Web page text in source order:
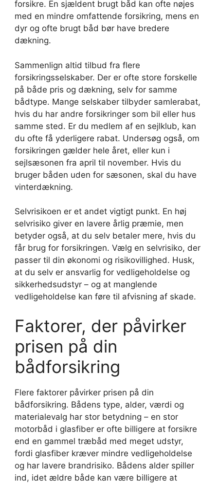
forsikre. En sjældent brugt båd kan ofte nøjes
med en mindre omfattende forsikring, mens en
dyr og ofte brugt båd bør have bredere
dækning.
Sammenlign altid tilbud fra flere
forsikringsselskaber. Der er ofte store forskelle
på både pris og dækning, selv for samme
bådtype. Mange selskaber tilbyder samlerabat,
hvis du har andre forsikringer som bil eller hus
samme sted. Er du medlem af en sejlklub, kan
du ofte få yderligere rabat. Undersøg også, om
forsikringen gælder hele året, eller kun i
sejlsæsonen fra april til november. Hvis du
bruger båden uden for sæsonen, skal du have
vinterdækning.
Selvrisikoen er et andet vigtigt punkt. En høj
selvrisiko giver en lavere årlig præmie, men
betyder også, at du selv betaler mere, hvis du
får brug for forsikringen. Vælg en selvrisiko, der
passer til din økonomi og risikovillighed. Husk,
at du selv er ansvarlig for vedligeholdelse og
sikkerhedsudstyr – og at manglende
vedligeholdelse kan føre til afvisning af skade.
Faktorer, der påvirker
prisen på din
bådforsikring
Flere faktorer påvirker prisen på din
bådforsikring. Bådens type, alder, værdi og
materialevalg har stor betydning – en stor
motorbåd i glasfiber er ofte billigere at forsikre
end en gammel træbåd med meget udstyr,
fordi glasfiber kræver mindre vedligeholdelse
og har lavere brandrisiko. Bådens alder spiller
ind, idet ældre både kan være billigere at